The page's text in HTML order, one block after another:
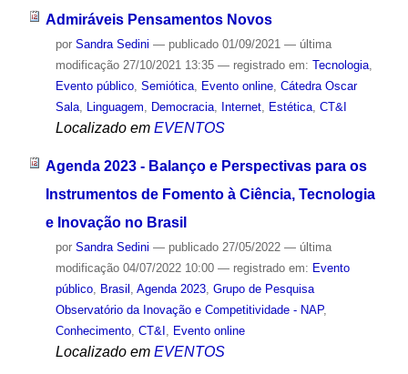
Admiráveis Pensamentos Novos
por Sandra Sedini — publicado01/09/2021 — última
modificação27/10/2021 13:35 — registrado em: Tecnologia,
Evento público, Semiótica, Evento online, Cátedra Oscar
Sala, Linguagem Democracia, Internet, Estética, CT&I
Localizado em EVENTOS
Agenda 2023 - Balanço e Perspectivas para os
Instrumentos de Fomento à Ciência, Tecnologia
e Inovação no Brasil
por Sandra Sedini — publicado27/05/2022 — última
modificação04/07/2022 10:00 — registrado em: Evento
público, Brasil , Agenda 2023, Grupo de Pesquisa
Observatório da Inovação e Competitividade - NAP,
Conhecimento, CT&I , Evento online
Localizado em EVENTOS